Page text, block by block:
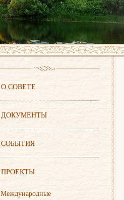
О СОВЕТЕ
ДОКУМЕНТЫ
СОБЫТИЯ
ПРОЕКТЫ
Международные